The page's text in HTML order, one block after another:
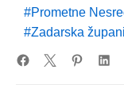
Prometne
Zadarska